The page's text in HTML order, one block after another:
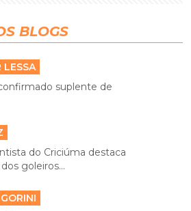
BLOGS
LESSA
suplente de
do Criciúma destaca
goleiros...